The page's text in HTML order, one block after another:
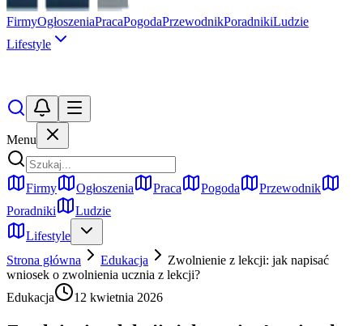
FirmyOgłoszeniaPracaPogodaPrzewodnikPoradnikiLudzie
Lifestyle
Menu
Firmy Ogłoszenia Praca Pogoda
Przewodnik
Poradniki
Ludzie
Lifestyle
Strona główna
Edukacja
Zwolnienie z lekcji: jak napisać
wniosek o zwolnienia ucznia z lekcji?
Edukacja
12 kwietnia 2026